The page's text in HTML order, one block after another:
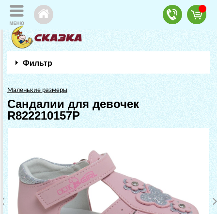
Фильтр
Маленькие размеры
Сандалии для девочек
R822210157P